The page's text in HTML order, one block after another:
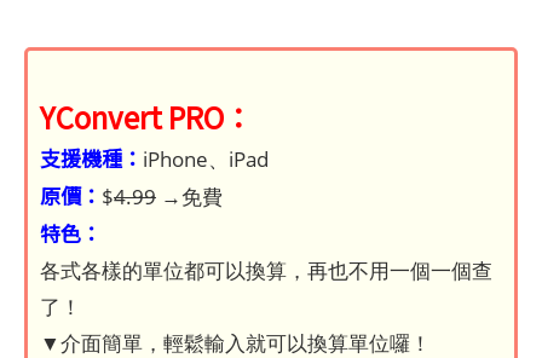
YConvert PRO：
支援機種： iPhone、iPad
原價： $4.99 →免費
特色：
各式各樣的單位都可以換算，再也不用一個一個查
了！
▼介面簡單，輕鬆輸入就可以換算單位囉！